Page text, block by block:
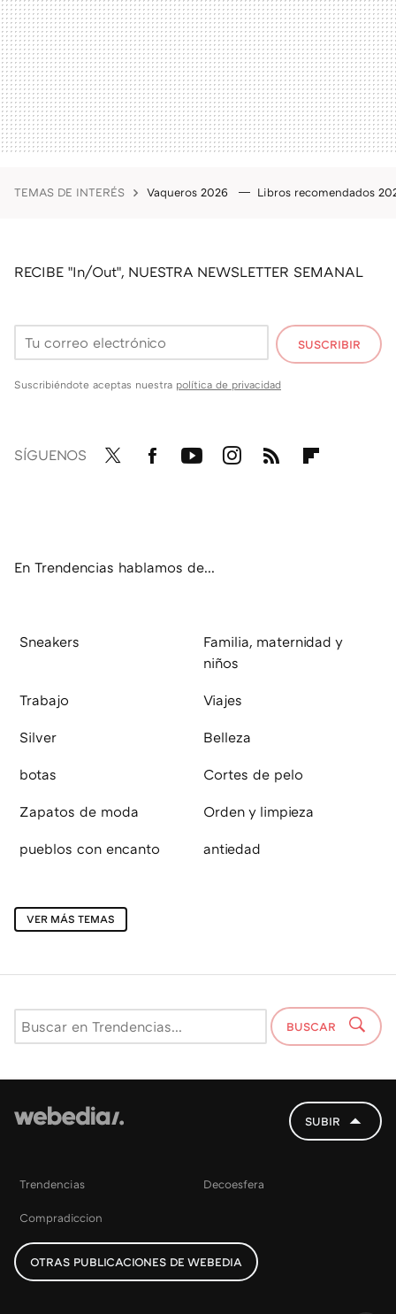
TEMAS DE INTERÉS Vaqueros 2026 Libros recomendados
RECIBE "In/Out", NUESTRA NEWSLETTER SEMANAL
SUSCRIBIR
Suscribiéndote aceptas nuestra política de privacidad
SÍGUENOS
En Trendencias hablamos de...
Sneakers
Familia, maternidad y
niños
Trabajo Viajes
Silver Belleza
botas Cortes de pelo
Zapatos de moda Orden y limpieza
pueblos con encanto antiedad
VER MÁS TEMAS
BUSCAR
SUBIR
Trendencias Decoesfera
Compradiccion
OTRAS PUBLICACIONES DE WEBEDIA